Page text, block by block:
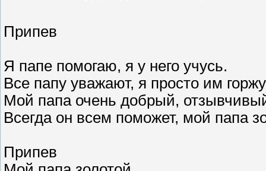
Припев
Я папе помогаю, я у него учусь.
Все папу уважают, я просто им
Мой папа очень добрый,
Всегда он всем поможет, мой папа
Припев